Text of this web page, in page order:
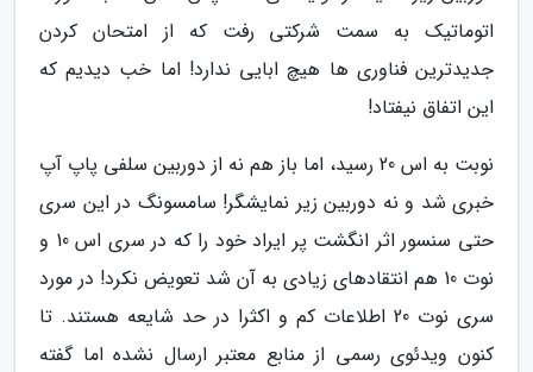
اتوماتیک به سمت شرکتی رفت که از امتحان کردن
جدیدترین فناوری ها هیچ ابایی ندارد! اما خب دیدیم که
این اتفاق نیفتاد!
نوبت به اس 20 رسید، اما باز هم نه از دوربین سلفی پاپ آپ
خبری شد و نه دوربین زیر نمایشگر! سامسونگ در این سری
حتی سنسور اثر انگشت پر ایراد خود را که در سری اس 10 و
نوت 10 هم انتقادهای زیادی به آن شد تعویض نکرد! در مورد
سری نوت 20 اطلاعات کم و اکثرا در حد شایعه هستند. تا
کنون ویدئوی رسمی از منابع معتبر ارسال نشده اما گفته